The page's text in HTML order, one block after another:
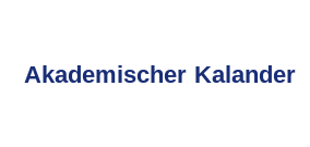
Akademischer Kalander